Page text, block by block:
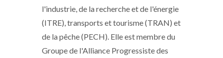
l'industrie, de la recherche et de l'énergie
(ITRE), transports et tourisme (TRAN) et
de la pêche (PECH). Elle est membre du
Groupe de l'Alliance Progressiste des